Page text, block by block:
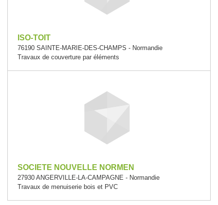
ISO-TOIT
76190 SAINTE-MARIE-DES-CHAMPS - Normandie
Travaux de couverture par éléments
SOCIETE NOUVELLE NORMEN
27930 ANGERVILLE-LA-CAMPAGNE - Normandie
Travaux de menuiserie bois et PVC